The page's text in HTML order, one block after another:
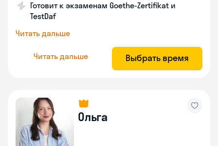
Готовит к экзаменам Goethe-Zertifikat и
TestDaf
Читать дальше
Читать дальше Выбрать время
Ольга